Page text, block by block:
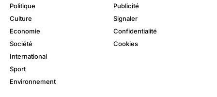
Politique
Culture
Economie
Société
International
Sport
Environnement
Publicité
Signaler
Confidentialité
Cookies